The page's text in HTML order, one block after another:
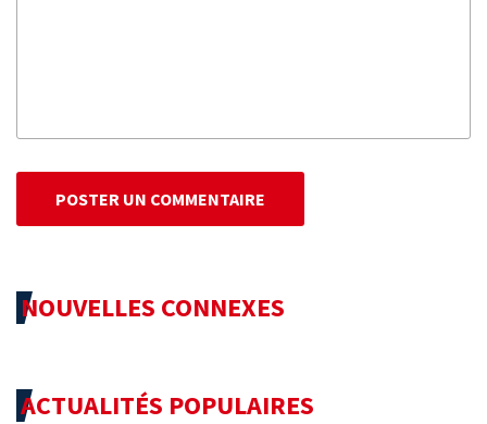
POSTER UN COMMENTAIRE
NOUVELLES CONNEXES
ACTUALITÉS POPULAIRES